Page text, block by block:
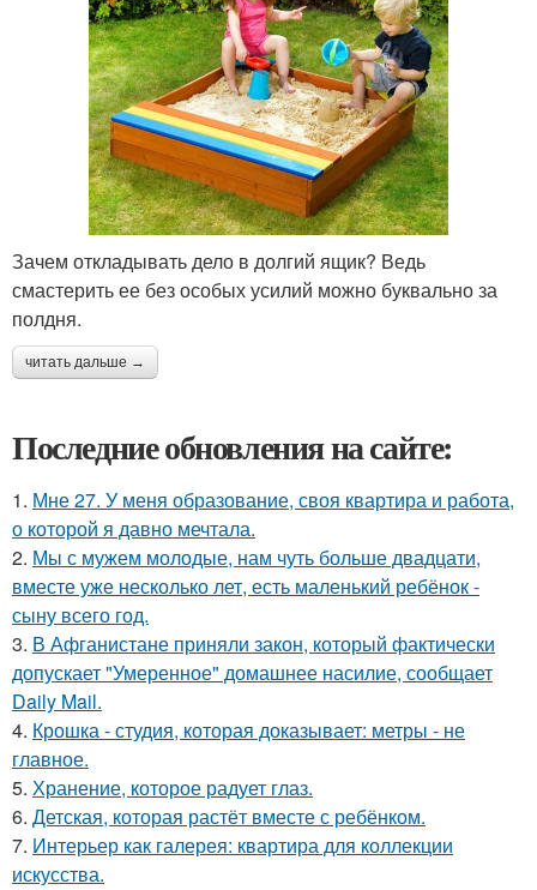
Зачем откладывать дело в долгий ящик? Ведь
смастерить ее без особых усилий можно буквально за
полдня.
читать дальше →
Последние обновления на сайте:
1. Мне 27. У меня образование, своя квартира и работа,
о которой я давно мечтала.
2. Мы с мужем молодые, нам чуть больше двадцати,
вместе уже несколько лет, есть маленький ребёнок -
сыну всего год.
3. В Афганистане приняли закон, который фактически
допускает "Умеренное" домашнее насилие, сообщает
Daily Mail.
4. Крошка - студия, которая доказывает: метры - не
главное.
5. Хранение, которое радует глаз.
6. Детская, которая растёт вместе с ребёнком.
7. Интерьер как галерея: квартира для коллекции
искусства.